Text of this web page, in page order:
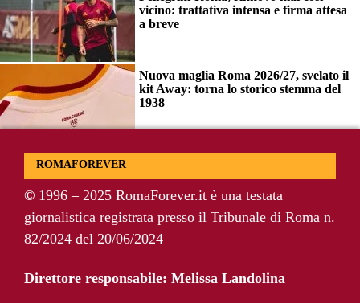
vicino: trattativa intensa e firma attesa
a breve
Nuova maglia Roma 2026/27, svelato il
kit Away: torna lo storico stemma del
1938
Alajbegovic, Pjanic svela il ruolo:
scelto la Juventus
Roma, il mercato ora è nelle sue mani:
dopo Molina manca soltanto l’ala
ROMAFOREVER
© 1996 – 2025 RomaForever.it è una testata
giornalistica registrata presso il Tribunale di Roma n.
82/2024 del 20/06/2024
Direttore responsabile: Melissa Landolina